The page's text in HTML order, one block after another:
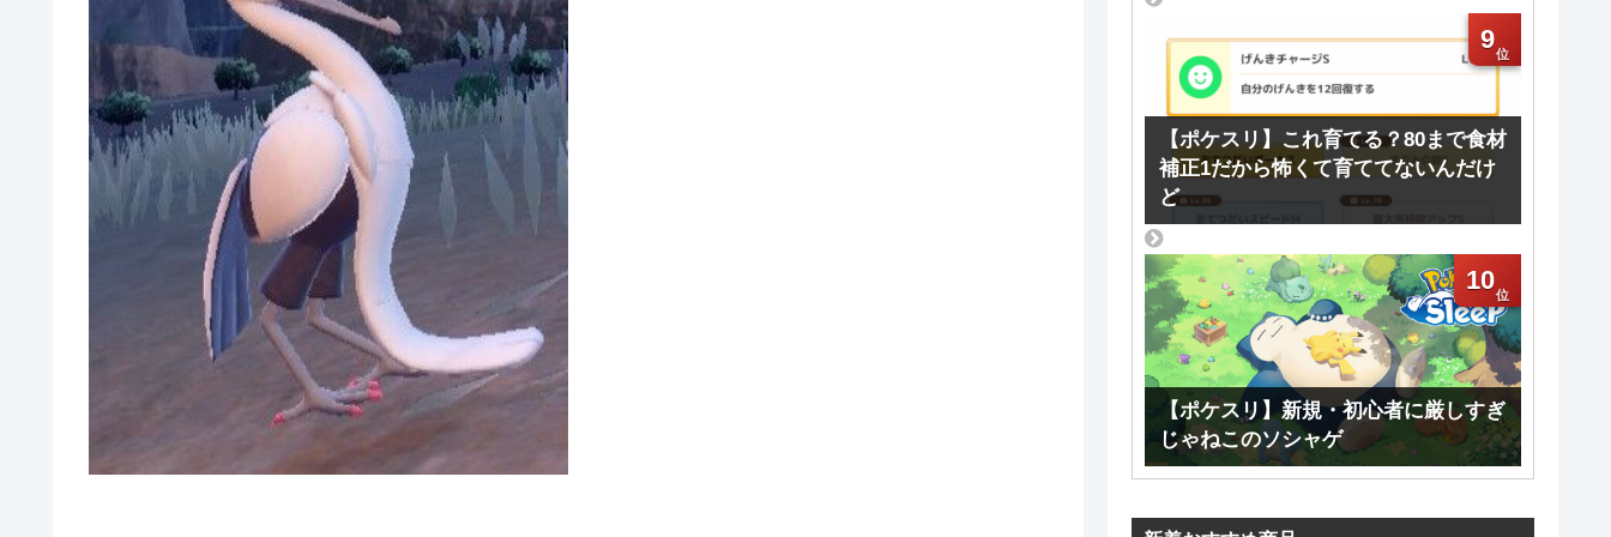
9
【ポケスリ】これ育てる？80まで食材
補正1だから怖くて育ててないんだけ
ど
10
【ポケスリ】新規・初心者に厳しすぎ
じゃねこのソシャゲ